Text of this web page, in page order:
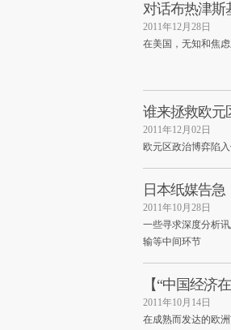
对话布热津斯
2011年12月28日
在美国，无知和焦
谁来拯救欧元
2011年12月02日
欧元区政治博弈陷
日本纸媒告急
2011年10月28日
一些寻求深度分析
输等中间环节
【“中国经济
2011年10月14日
在成熟而发达的欧